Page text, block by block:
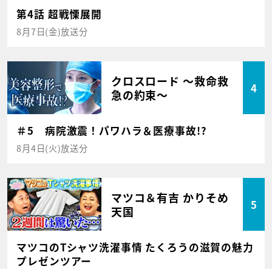
第4話 超戦慄展開
8月7日(金)放送分
クロスロード ～救命救
急の約束～
4
＃5 病院激震！パワハラ＆医療事故!?
8月4日(火)放送分
マツコ＆有吉 かりそめ
天国
5
マツコのTシャツ洗濯事情 たくろうの滋賀の魅力
プレゼンツアー